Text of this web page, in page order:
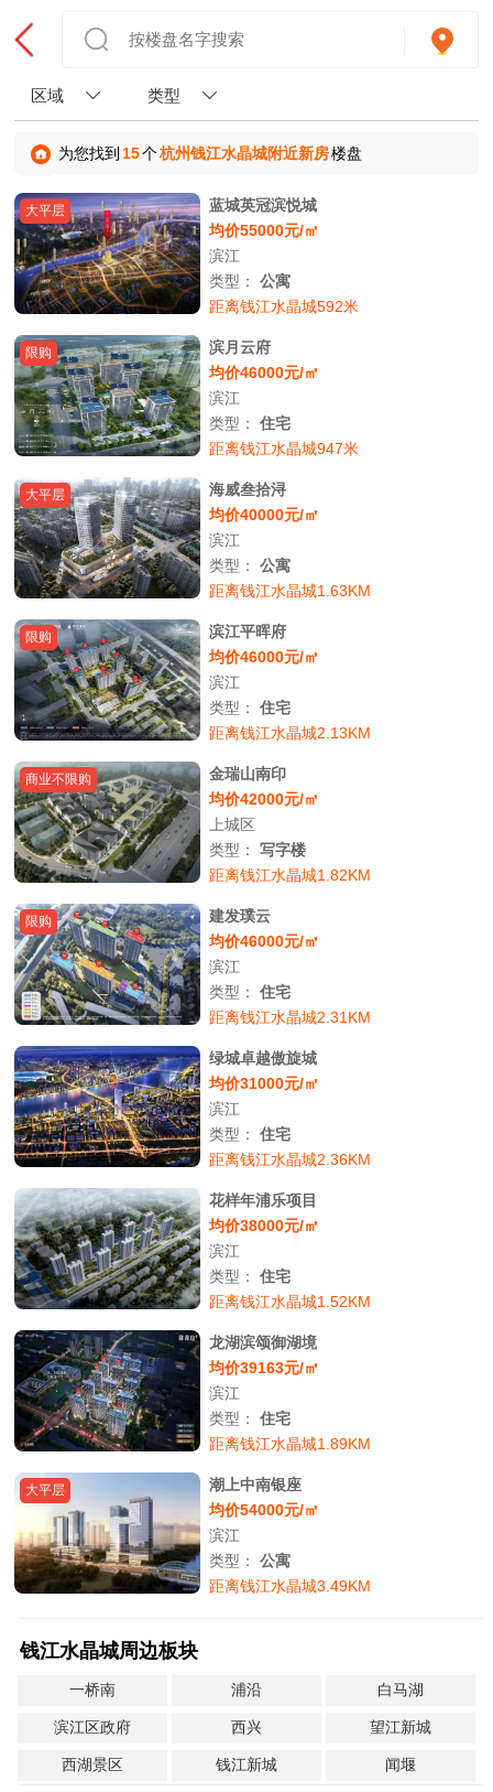
区域 类型
为您找到 15个杭州钱江水晶城附近新房楼盘
大平层
蓝城英冠滨悦城
均价55000元/㎡
滨江
类型：公寓
距离钱江水晶城592米
限购
滨月云府
均价46000元/㎡
滨江
类型：住宅
距离钱江水晶城947米
大平层
海威叁拾浔
均价40000元/㎡
滨江
类型：公寓
距离钱江水晶城1.63KM
限购
滨江平晖府
均价46000元/㎡
滨江
类型：住宅
距离钱江水晶城2.13KM
商业不限购
金瑞山南印
均价42000元/㎡
上城区
类型：写字楼
距离钱江水晶城1.82KM
限购
建发璞云
均价46000元/㎡
滨江
类型：住宅
距离钱江水晶城2.31KM
绿城卓越傲旋城
均价31000元/㎡
滨江
类型：住宅
距离钱江水晶城2.36KM
花样年浦乐项目
均价38000元/㎡
滨江
类型：住宅
距离钱江水晶城1.52KM
龙湖滨颂御湖境
均价39163元/㎡
滨江
类型：住宅
距离钱江水晶城1.89KM
大平层
潮上中南银座
均价54000元/㎡
滨江
类型：公寓
距离钱江水晶城3.49KM
钱江水晶城周边板块
一桥南 浦沿 白马湖
滨江区政府 西兴 望江新城
西湖景区 钱江新城 闻堰